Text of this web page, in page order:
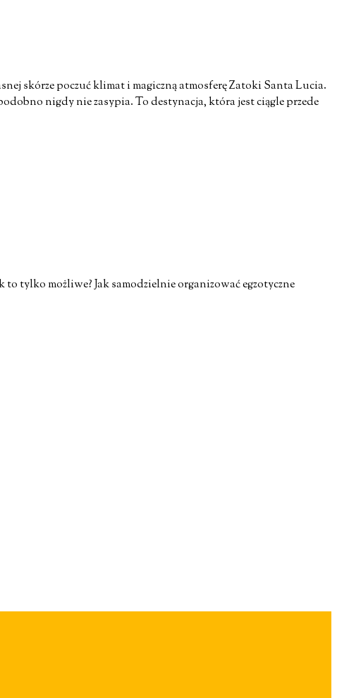
skórze poczuć klimat i magiczną atmosferę Zatoki Santa Lucia.
nigdy nie zasypia. To destynacja, która jest ciągle przede
tylko możliwe? Jak samodzielnie organizować egzotyczne